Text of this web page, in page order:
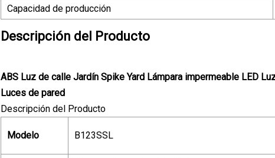
Capacidad de producción
Descripción del Producto
ABS Luz de calle Jardín Spike Yard Lámpara impermeable LED
Luces de pared
Descripción del Producto
Modelo B123SSL